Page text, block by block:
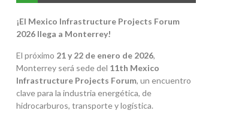
¡El Mexico Infrastructure Projects Forum
2026 llega a Monterrey!
El próximo 21 y 22 de enero de 2026,
Monterrey será sede del 11th Mexico
Infrastructure Projects Forum, un encuentro
clave para la industria energética, de
hidrocarburos, transporte y logística.